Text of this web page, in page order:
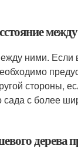
ними. Если
стороны,
сада с более
дерева